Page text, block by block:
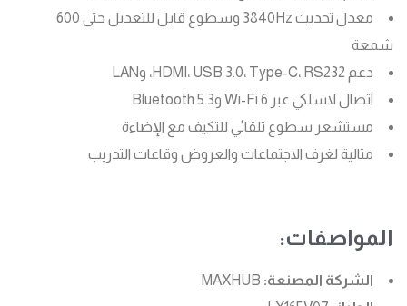
معدل تحديث 3840Hz وسطوع قابل للتعديل حتى 600
شمعة
دعم HDMI، USB 3.0، Type-C، RS232، وLAN
اتصال لاسلكي عبر Wi-Fi 6 وBluetooth 5.3
مستشعر سطوع تلقائي للتكيف مع الإضاءة
مثالية لغرف الاجتماعات والعروض وقاعات التدريب
المواصفات:
الشركة المصنعة: